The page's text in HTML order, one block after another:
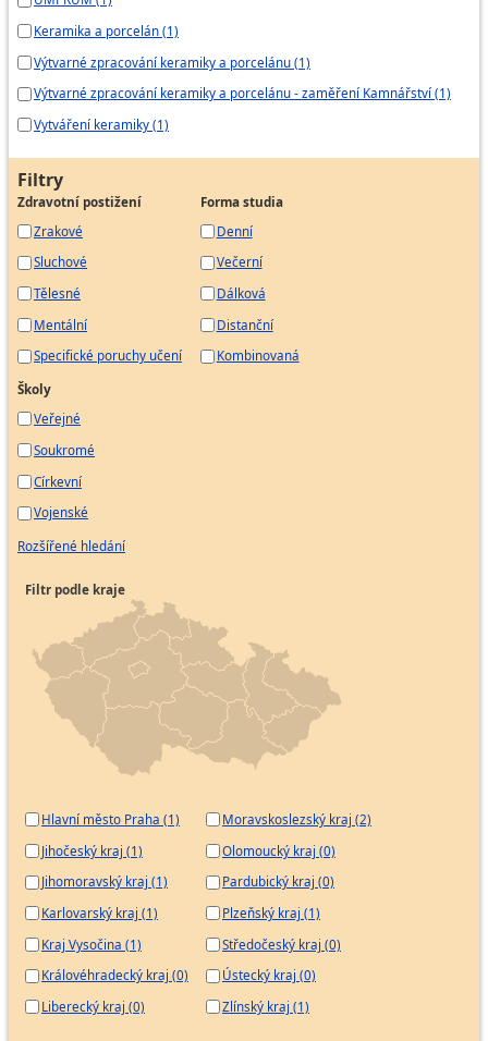
Keramika a porcelán (1)
Výtvarné zpracování keramiky a porcelánu (1)
Výtvarné zpracování keramiky a porcelánu - zaměření Kamnářství (1)
Vytváření keramiky (1)
Filtry
Zdravotní postižení
Zrakové
Sluchové
Tělesné
Mentální
Specifické poruchy učení
Forma studia
Denní
Večerní
Dálková
Distanční
Kombinovaná
Školy
Veřejné
Soukromé
Církevní
Vojenské
Rozšířené hledání
Filtr podle kraje
Hlavní město Praha (1)
Jihočeský kraj (1)
Jihomoravský kraj (1)
Karlovarský kraj (1)
Kraj Vysočina (1)
Královéhradecký kraj (0)
Liberecký kraj (0)
Moravskoslezský kraj (2)
Olomoucký kraj (0)
Pardubický kraj (0)
Plzeňský kraj (1)
Středočeský kraj (0)
Ústecký kraj (0)
Zlínský kraj (1)